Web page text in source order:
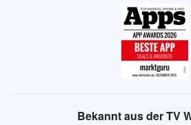
Bekannt aus der TV